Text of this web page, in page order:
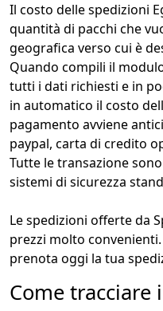
Il costo delle spedizioni
quantità di pacchi che
geografica verso cui è
Quando compili il
tutti i dati richiesti e in
in automatico il costo
pagamento avviene
paypal, carta di credito
Tutte le transazione
sistemi di sicurezza
Le spedizioni offerte da
prezzi molto
prenota oggi la tua
Come tracciare